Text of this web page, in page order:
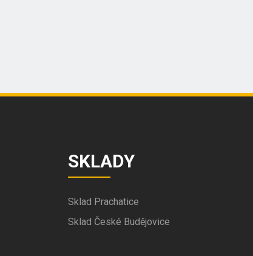
SKLADY
Sklad Prachatice
Sklad České Budějovice